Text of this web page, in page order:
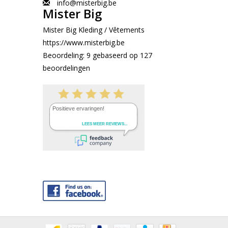
info@misterbig.be
Mister Big
Mister Big Kleding / Vêtements
https://www.misterbig.be
Beoordeling: 9 gebaseerd op 127
beoordelingen